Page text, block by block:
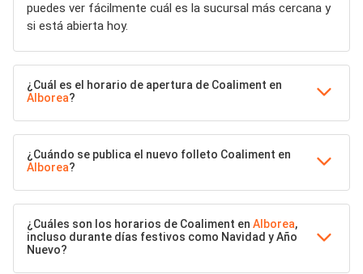
puedes ver fácilmente cuál es la sucursal más cercana y
si está abierta hoy.
¿Cuál es el horario de apertura de Coaliment en
Alborea?
¿Cuándo se publica el nuevo folleto Coaliment en
Alborea?
¿Cuáles son los horarios de Coaliment en Alborea,
incluso durante días festivos como Navidad y Año
Nuevo?